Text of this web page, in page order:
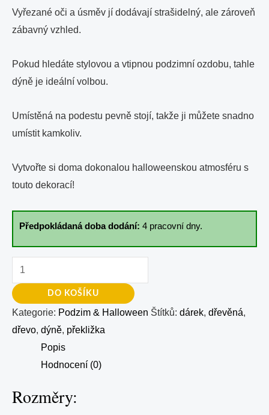
Vyřezané oči a úsměv jí dodávají strašidelný, ale zároveň
zábavný vzhled.
Pokud hledáte stylovou a vtipnou podzimní ozdobu, tahle
dýně je ideální volbou.
Umístěná na podestu pevně stojí, takže ji můžete snadno
umístit kamkoliv.
Vytvořte si doma dokonalou halloweenskou atmosféru s
touto dekorací!
Předpokládaná doba dodání: 4 pracovní dny.
DO KOŠÍKU
Kategorie: Podzim & Halloween Štítků: dárek, dřevěná,
dřevo, dýně, překližka
Popis
Hodnocení (0)
Rozměry: